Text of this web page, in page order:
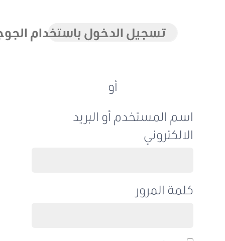
تسجيل الدخول باستخدام الجوجل
اسم المستخدم أو البريد
الالكتروني
كلمة المرور